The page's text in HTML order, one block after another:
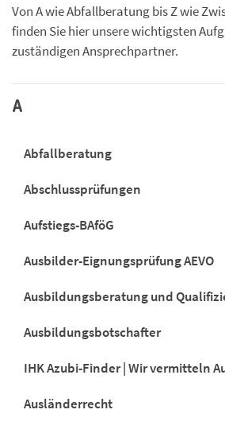
Von A wie Abfallberatung bis Z wie
finden Sie hier unsere wichtigsten
zuständigen Ansprechpartner.
A
Abfallberatung
Abschlussprüfungen
Aufstiegs-BAföG
Ausbilder-Eignungsprüfung AEVO
Ausbildungsberatung und
Ausbildungsbotschafter
IHK Azubi-Finder | Wir vermitteln
Ausländerrecht